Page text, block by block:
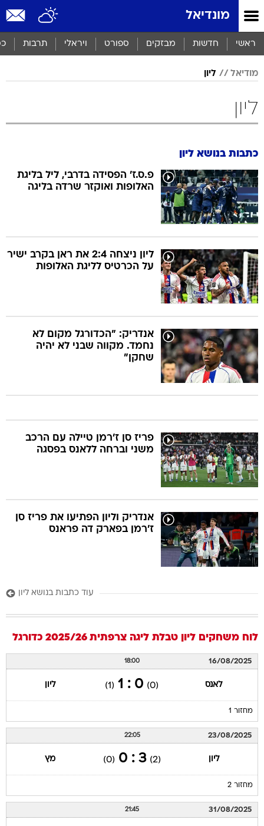
מונדיאל
ראשי חדשות מבזקים ספורט ויראלי תרבות
מודיאל ליון
ליון
כתבות בנושא ליון
פ.ס.ז' הפסידה בדרבי, ליל בליגת
האלופות ואוקזר שרדה בליגה
ליון ניצחה 2:4 את ראן בקרב ישיר
על הכרטיס לליגת האלופות
אנדריק: "הכדורגל מקום לא
נחמד. מקווה שבני לא יהיה
שחקן"
פריז סן ז'רמן טיילה עם הרכב
משני וברחה ללאנס בפסגה
אנדריק וליון הפתיעו את פריז סן
ז'רמן בפארק דה פראנס
עוד כתבות בנושא ליון
לוח משחקים ליון טבלת ליגה צרפתית 2025/26 כדורגל
16/08/2025
18:00
לאנס (0)
0 : 1
(1) ליון
מחזור 1
23/08/2025
22:05
ליון (2)
3 : 0
(0) מץ
מחזור 2
31/08/2025
21:45